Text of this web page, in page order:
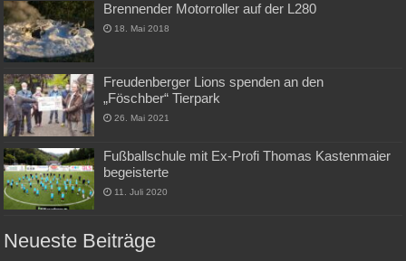
Brennender Motorroller auf der L280
18. Mai 2018
Freudenberger Lions spenden an den
„Föschber“ Tierpark
26. Mai 2021
Fußballschule mit Ex-Profi Thomas Kastenmaier
begeisterte
11. Juli 2020
Neueste Beiträge